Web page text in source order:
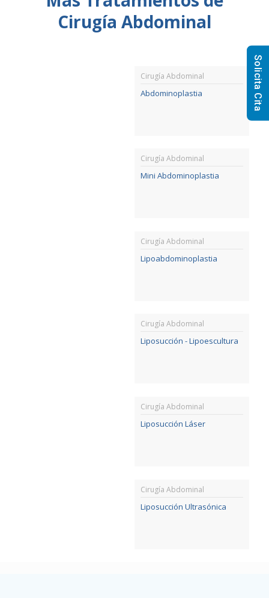
Cirugía Abdominal
Cirugía Abdominal
Abdominoplastia
Cirugía Abdominal
Mini Abdominoplastia
Cirugía Abdominal
Lipoabdominoplastia
Cirugía Abdominal
Liposucción - Lipoescultura
Cirugía Abdominal
Liposucción Láser
Cirugía Abdominal
Liposucción Ultrasónica
Solicita Cita